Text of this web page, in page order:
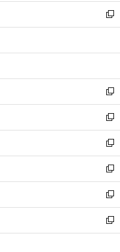
で
開
ン
ド
ウ
開
ウ
ィ
ン
ウ
開
く
し
い
ウ
ン
ウ
で
開
く
新
し
ウ
ン
ド
ウ
で
開
く
新
し
い
ウ
ィ
ン
ド
ウ
で
開
く
新
し
い
ウ
ィ
ン
ド
ウ
で
開
新
し
い
ウ
ィ
ン
ド
ウ
新
し
い
ウ
ィ
ン
新
し
い
ウ
新
し